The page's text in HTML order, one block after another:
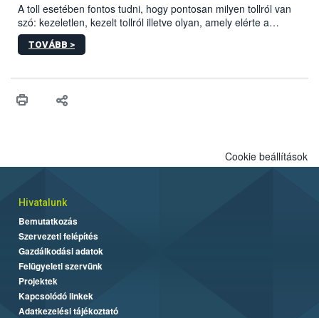
A toll esetében fontos tudni, hogy pontosan milyen tollról van
szó: kezeletlen, kezelt tollról illetve olyan, amely elérte a
„végpontját”.
TOVÁBB >
Cookie beállítások
Hivatalunk
Bemutatkozás
Szervezeti felépítés
Gazdálkodási adatok
Felügyeleti szervünk
Projektek
Kapcsolódó linkek
Adatkezelési tájékoztató